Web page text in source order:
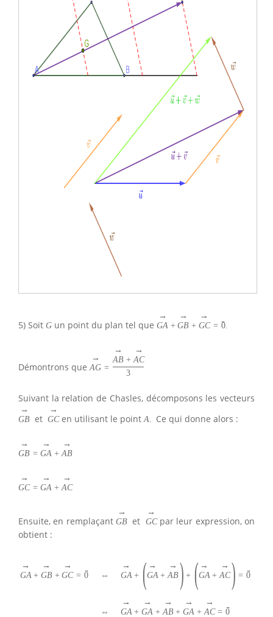
5) Soit G un point du plan tel que
→
GA +
→
GB +
→
GC =
→
0.
Démontrons que
→
AG =
→
AB +
→
AC
3
Suivant la relation de Chasles, décomposons les vecteurs
→
GB et
→
GCen utilisant le pointA Ce qui donne alors :
→
GB =
→
GA +
→
AB
→
GC =
→
GA +
→
AC
Ensuite, en remplaçant
→
GB et
→
GCpar leur expression, on
obtient :
→
GA +
→
GB +
→
GC =
→
0 ⇔
→
GA + ( →
GA +
→
AB ) + ( →
GA +
→
AC) =
→
0
⇔
→
GA +
→
GA +
→
AB +
→
GA +
→
AC =
→
0